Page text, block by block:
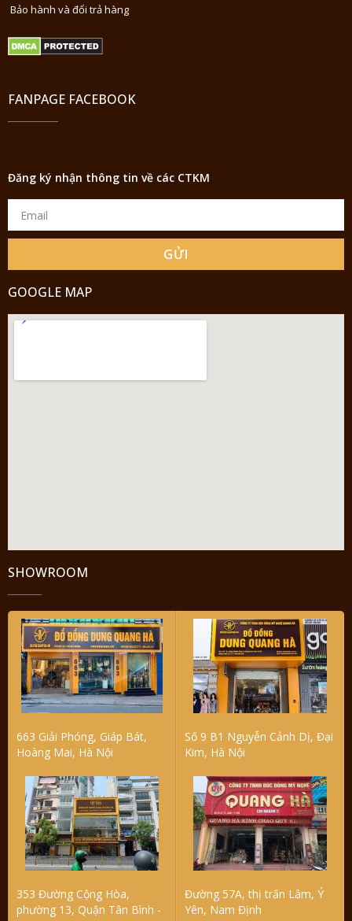
Bảo hành và đổi trả hàng
FANPAGE FACEBOOK
Đăng ký nhận thông tin về các CTKM
GỬI
GOOGLE MAP
SHOWROOM
663 Giải Phóng, Giáp Bát,
Hoàng Mai, Hà Nội
Số 9 B1 Nguyễn Cảnh Dị, Đại
Kim, Hà Nội
353 Đường Cộng Hòa,
phường 13, Quận Tân Bình -
Đường 57A, thị trấn Lâm, Ý
Yên, Nam Định